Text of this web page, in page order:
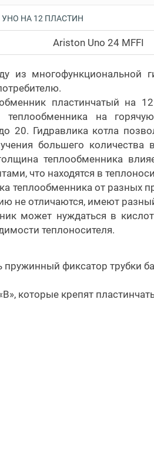
УНО НА 12 ПЛАСТИН
Ariston Uno 24 MFFI
из многофункциональной
пластинчатый на
теплообменника на
20. Гидравлика котла
большего количества
теплообменника
что находятся в
теплообменника от разных
не отличаются, имеют
может нуждаться в
теплоносителя.
фиксатор трубки
которые крепят